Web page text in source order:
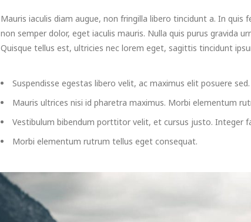
Mauris iaculis diam augue, non fringilla libero tincidunt a. In
non semper dolor, eget iaculis mauris. Nulla quis purus gravida
Quisque tellus est, ultricies nec lorem eget, sagittis tincidunt
Suspendisse egestas libero velit, ac maximus elit posuere sed.
Mauris ultrices nisi id pharetra maximus. Morbi elementum
Vestibulum bibendum porttitor velit, et cursus justo. Integer
Morbi elementum rutrum tellus eget consequat.